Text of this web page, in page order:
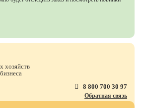
хозяйств
8 800 700 30 97
Обратная связь